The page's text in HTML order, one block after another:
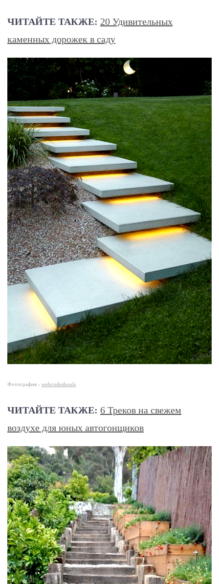
ЧИТАЙТЕ ТАКЖЕ: 20 Удивительных
каменных дорожек в саду
Фотография - webcodeshools
ЧИТАЙТЕ ТАКЖЕ: 6 Треков на свежем
воздухе для юных автогонщиков